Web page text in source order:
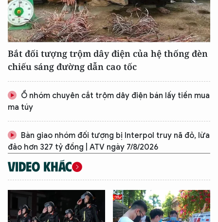
Bắt đối tượng trộm dây điện của hệ thống đèn
chiếu sáng đường dẫn cao tốc
Ổ nhóm chuyên cắt trộm dây điện bán lấy tiền mua
ma túy
Bàn giao nhóm đối tượng bị Interpol truy nã đỏ, lừa
đảo hơn 327 tỷ đồng | ATV ngày 7/8/2026
VIDEO KHÁC